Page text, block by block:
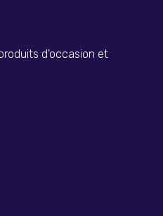
d'occasion et